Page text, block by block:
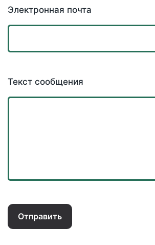
Электронная почта
Текст сообщения
Отправить